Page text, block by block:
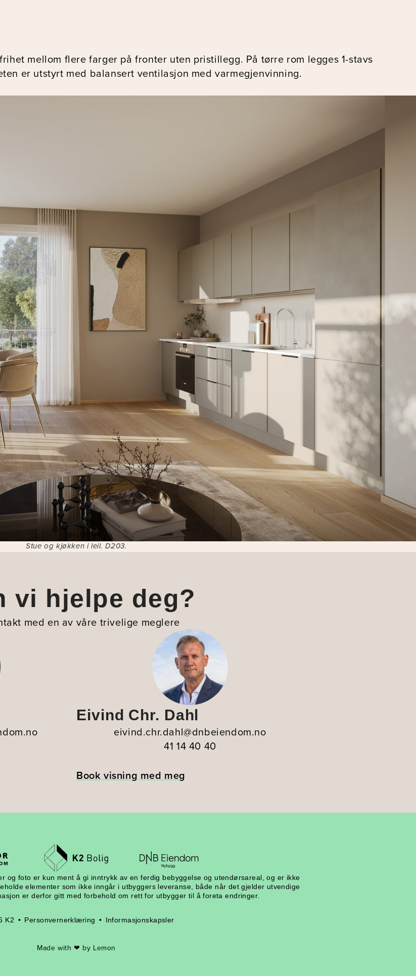
mellom flere farger på fronter uten pristillegg. På tørre rom legges 1-stavs
er utstyrt med balansert ventilasjon med varmegjenvinning.
Stue og kjøkken i leil. D203.
vi hjelpe deg?
med en av våre trivelige meglere
Eivind Chr. Dahl
eivind.chr.dahl@dnbeiendom.no
41 14 40 40
Book visning med meg
og foto er kun ment å gi inntrykk av en ferdig bebyggelse og utendørsareal, og er ikke
elementer som ikke inngår i utbyggers leveranse, både når det gjelder utvendige
er derfor gitt med forbehold om rett for utbygger til å foreta endringer.
K2 • Personvernerklæring • Informasjonskapsler
Made with ❤ by Lemon